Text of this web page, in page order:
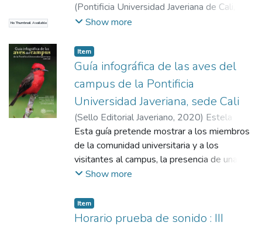
No Thumbnail Available
(Pontificia Universidad Javeriana de Cali
2015)Cali. Alcaldía. Secretaría de Cultura y
Show more
Item
Guía infográfica de las aves del
campus de la Pontificia
Universidad Javeriana, sede Cali
(Sello Editorial Javeriano, 2020) Estela
Uribe, Rodrigo Felipe;Barona Arévalo,
Stephania;Sánchez Sarria, Camilo;Medina
Gallo, Juan;Alfonso Velasco, Sofía
Esta guía pretende mostrar a los miembros
de la comunidad universitaria y a los
visitantes al campus, la presencia de una
riqueza destacable de aves que conviven
todos nosotros. Las aves son solo un
ejemplo, posiblemente el más vistoso, de la
Show more
Item
Horario prueba de sonido : III